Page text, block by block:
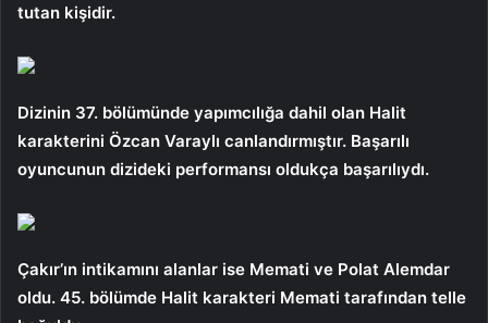
tutan kişidir.
Dizinin 37. bölümünde yapımcılığa dahil olan Halit
karakterini Özcan Varaylı canlandırmıştır. Başarılı
oyuncunun dizideki performansı oldukça başarılıydı.
Çakır’ın intikamını alanlar ise Memati ve Polat Alemdar
oldu. 45. bölümde Halit karakteri Memati tarafından telle